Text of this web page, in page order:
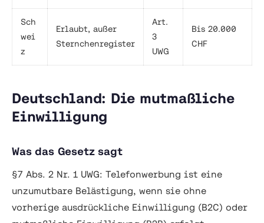
Sch
wei
z
Erlaubt, außer
Sternchenregister
Art.
3
UWG
Bis 20.000
CHF
Deutschland: Die mutmaßliche
Einwilligung
Was das Gesetz sagt
§7 Abs. 2 Nr. 1 UWG: Telefonwerbung ist eine
unzumutbare Belästigung, wenn sie ohne
vorherige ausdrückliche Einwilligung (B2C) oder